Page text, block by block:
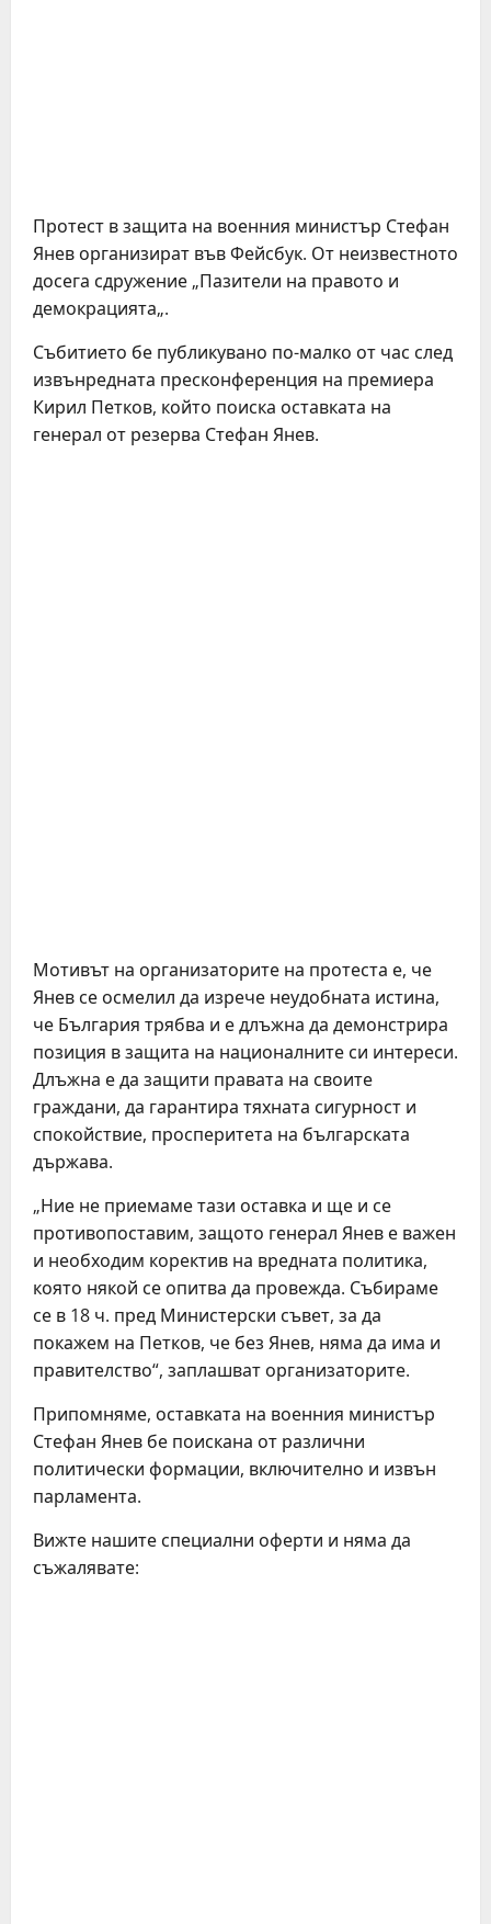
Протест в защита на военния министър Стефан
Янев организират във Фейсбук. От неизвестното
досега сдружение „Пазители на правото и
демокрацията„.
Събитието бе публикувано по-малко от час след
извънредната пресконференция на премиера
Кирил Петков, който поиска оставката на
генерал от резерва Стефан Янев.
Мотивът на организаторите на протеста е, че
Янев се осмелил да изрече неудобната истина,
че България трябва и е длъжна да демонстрира
позиция в защита на националните си интереси.
Длъжна е да защити правата на своите
граждани, да гарантира тяхната сигурност и
спокойствие, просперитета на българската
държава.
„Ние не приемаме тази оставка и ще и се
противопоставим, защото генерал Янев е важен
и необходим коректив на вредната политика,
която някой се опитва да провежда. Събираме
се в 18 ч. пред Министерски съвет, за да
покажем на Петков, че без Янев, няма да има и
правителство“, заплашват организаторите.
Припомняме, оставката на военния министър
Стефан Янев бе поискана от различни
политически формации, включително и извън
парламента.
Вижте нашите специални оферти и няма да
съжалявате: